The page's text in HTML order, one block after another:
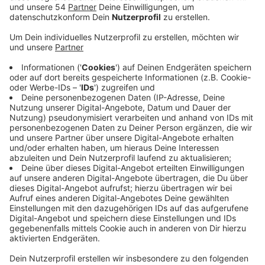
Heute können sich Impfwillige unter anderem im
heute auch Zweitimpfungen durchgeführt. Vor drei
Wochen - am 25. August - ist die erste Impfaktion im
Jobcenter erfolgreich angelaufen. Rund 400
Menschen haben sich dabei impfen lassen. Für all
diejenigen steht jetzt die Zweitimpfung an. Diese
werden heute zwischen 12 und 19 Uhr im Jobcenter an
der Limitenstraße angeboten. Dort können die
Menschen wieder ganz einfach ohne Termin
vorbeikommen - auch zu einer Erstimpfung. Wichtig für
alle ist nur, einen gültigen Ausweis mitzubringen. Auch
an anderen Standorten in der Stadt können sich die
Menschen in dieser Woche wieder spontan impfen
lassen. Zum Beispiel mittwochs und sonntags
zwischen 14 und 20 Uhr im Impfzentrum am Nordpark